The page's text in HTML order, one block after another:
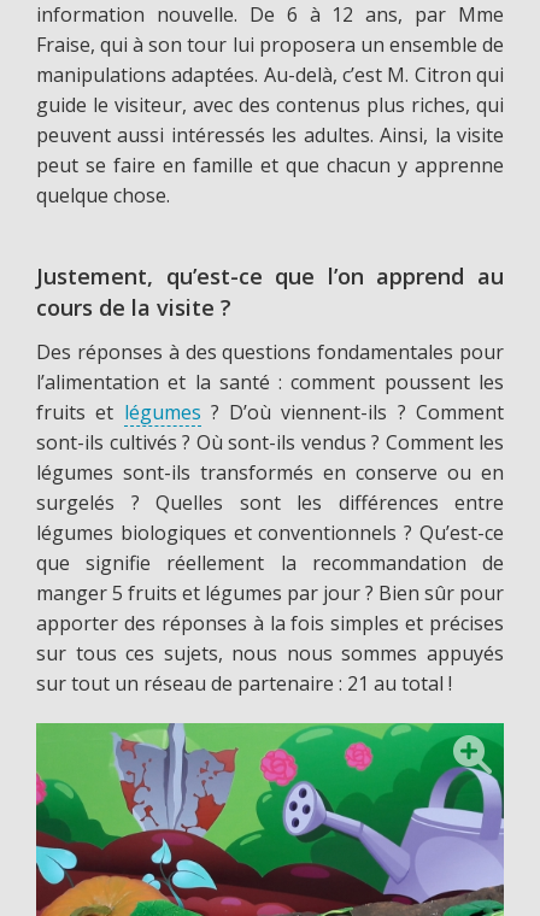
information nouvelle. De 6 à 12 ans, par Mme
Fraise, qui à son tour lui proposera un ensemble de
manipulations adaptées. Au-delà, c’est M. Citron qui
guide le visiteur, avec des contenus plus riches, qui
peuvent aussi intéressés les adultes. Ainsi, la visite
peut se faire en famille et que chacun y apprenne
quelque chose.
Justement, qu’est-ce que l’on apprend au
cours de la visite ?
Des réponses à des questions fondamentales pour
l’alimentation et la santé : comment poussent les
fruits et légumes ? D’où viennent-ils ? Comment
sont-ils cultivés ? Où sont-ils vendus ? Comment les
légumes sont-ils transformés en conserve ou en
surgelés ? Quelles sont les différences entre
légumes biologiques et conventionnels ? Qu’est-ce
que signifie réellement la recommandation de
manger 5 fruits et légumes par jour ? Bien sûr pour
apporter des réponses à la fois simples et précises
sur tous ces sujets, nous nous sommes appuyés
sur tout un réseau de partenaire : 21 au total !